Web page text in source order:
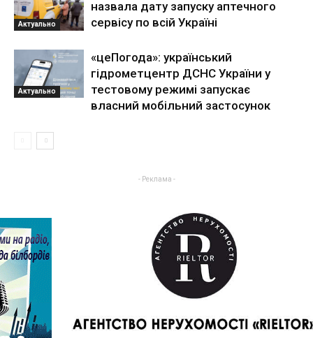
Актуально
назвала дату запуску аптечного
сервісу по всій Україні
Актуально
«цеПогода»: український
гідрометцентр ДСНС України у
тестовому режимі запускає
власний мобільний застосунок
- Реклама -